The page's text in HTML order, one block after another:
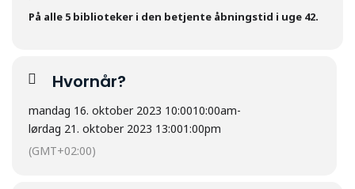
På alle 5 biblioteker i den betjente åbningstid i uge 42.
Hvornår?
mandag 16. oktober 2023 10:0010:00am-
lørdag 21. oktober 2023 13:001:00pm
(GMT+02:00)